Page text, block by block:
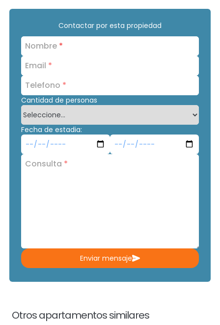
Contactar por esta propiedad
Nombre *
Email *
Telefono *
Cantidad de personas
Fecha de estadia:
Consulta *
Enviar mensaje
Otros apartamentos similares